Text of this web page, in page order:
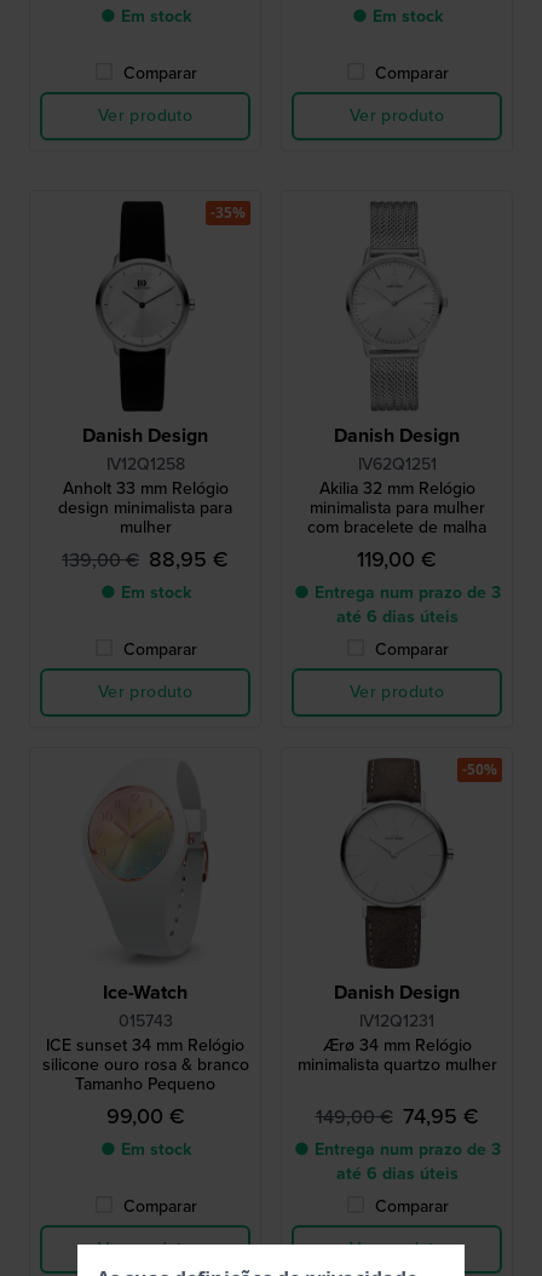
● Em stock
Comparar
Ver produto
● Em stock
Comparar
Ver produto
Danish Design
IV12Q1258
Anholt 33 mm Relógio
design minimalista para
mulher
139,00 € 88,95 €
● Em stock
Comparar
Ver produto
-35%
Danish Design
IV62Q1251
Akilia 32 mm Relógio
minimalista para mulher
com bracelete de malha
119,00 €
● Entrega num prazo de 3
até 6 dias úteis
Comparar
Ver produto
Ice-Watch
015743
ICE sunset 34 mm Relógio
silicone ouro rosa & branco
Tamanho Pequeno
99,00 €
● Em stock
Comparar
Ver produto
Danish Design
IV12Q1231
Ærø 34 mm Relógio
minimalista quartzo mulher
149,00 € 74,95 €
● Entrega num prazo de 3
até 6 dias úteis
Comparar
Ver produto
-50%